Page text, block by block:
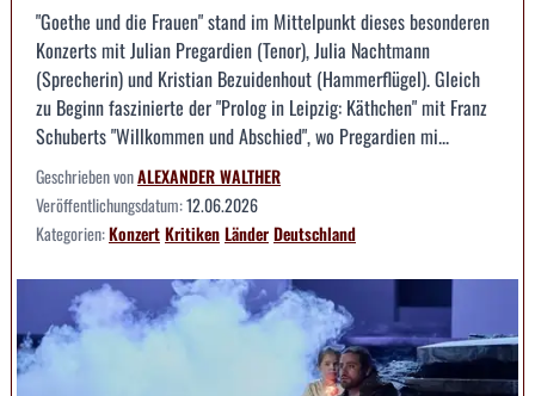
"Goethe und die Frauen" stand im Mittelpunkt dieses besonderen
Konzerts mit Julian Pregardien (Tenor), Julia Nachtmann
(Sprecherin) und Kristian Bezuidenhout (Hammerflügel). Gleich
zu Beginn faszinierte der "Prolog in Leipzig: Käthchen" mit Franz
Schuberts "Willkommen und Abschied", wo Pregardien mi...
Geschrieben vonALEXANDER WALTHER
Veröffentlichungsdatum:12.06.2026
Kategorien:KonzertKritikenLänderDeutschland